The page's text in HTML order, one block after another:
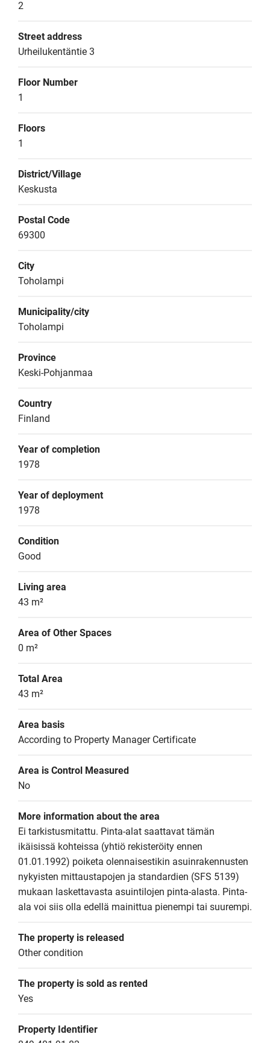
2
Street address
Urheilukentäntie 3
Floor Number
1
Floors
1
District/Village
Keskusta
Postal Code
69300
City
Toholampi
Municipality/city
Toholampi
Province
Keski-Pohjanmaa
Country
Finland
Year of completion
1978
Year of deployment
1978
Condition
Good
Living area
43 m²
Area of Other Spaces
0 m²
Total Area
43 m²
Area basis
According to Property Manager Certificate
Area is Control Measured
No
More information about the area
Ei tarkistusmitattu. Pinta-alat saattavat tämän
ikäisissä kohteissa (yhtiö rekisteröity ennen
01.01.1992) poiketa olennaisestikin asuinrakennusten
nykyisten mittaustapojen ja standardien (SFS 5139)
mukaan laskettavasta asuintilojen pinta-alasta. Pinta-
ala voi siis olla edellä mainittua pienempi tai suurempi.
The property is released
Other condition
The property is sold as rented
Yes
Property Identifier